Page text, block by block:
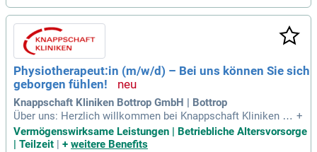
Physiotherapeut:in (m/w/d) – Bei uns können Sie sich
geborgen fühlen!
Knappschaft Kliniken Bottrop GmbH | Bottrop
Über uns: Herzlich willkommen bei Knappschaft Kliniken G
mbH; Knappschaftskrankenhaus Bottrop GmbH!
+
Vermögenswirksame Leistungen | Betriebliche Altersvorsorge
| Teilzeit
+ weitere Benefits